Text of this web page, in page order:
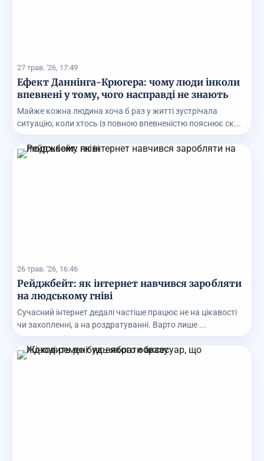
27 трав. '26, 17:49
Ефект Даннінга-Крюгера: чому люди інколи
впевнені у тому, чого насправді не знають
Майже кожна людина хоча б раз у житті зустрічала
ситуацію, коли хтось із повною впевненістю пояснює ск...
26 трав. '26, 16:46
Рейджбейт: як інтернет навчився заробляти
на людському гніві
Сучасний інтернет дедалі частіше працює не на цікавості
чи захопленні, а на роздратуванні. Варто лише ...